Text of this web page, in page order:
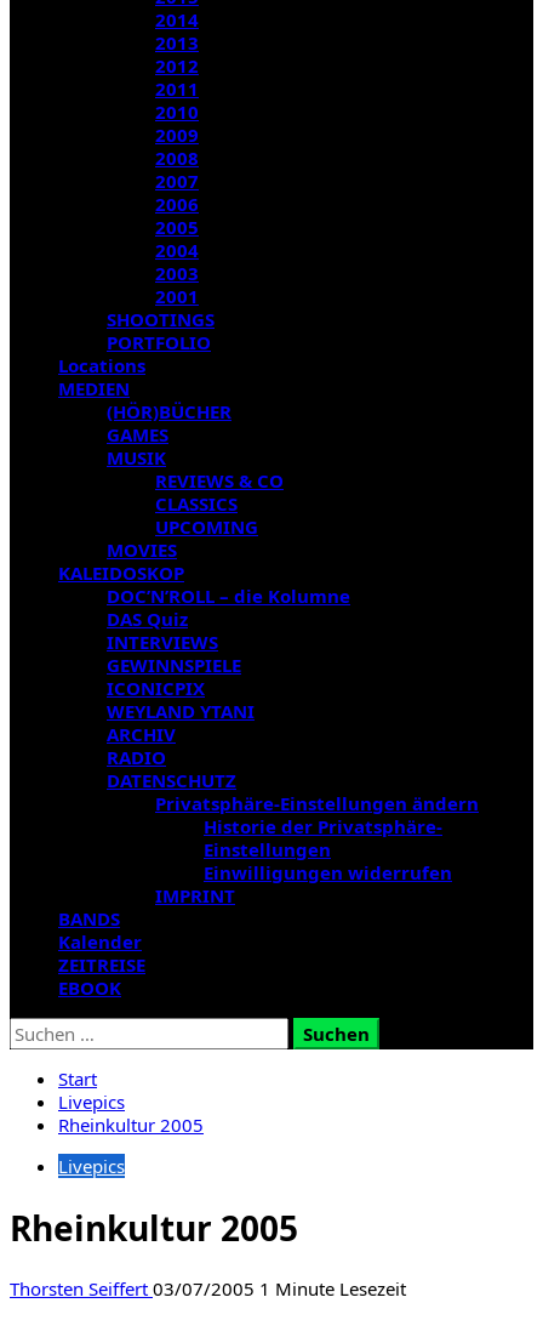
2014
2013
2012
2011
2010
2009
2008
2007
2006
2005
2004
2003
2001
SHOOTINGS
PORTFOLIO
Locations
MEDIEN
(HÖR)BÜCHER
GAMES
MUSIK
REVIEWS & CO
CLASSICS
UPCOMING
MOVIES
KALEIDOSKOP
DOC’N’ROLL – die Kolumne
DAS Quiz
INTERVIEWS
GEWINNSPIELE
ICONICPIX
WEYLAND YTANI
ARCHIV
RADIO
DATENSCHUTZ
Privatsphäre-Einstellungen ändern
Historie der Privatsphäre-
Einstellungen
Einwilligungen widerrufen
IMPRINT
BANDS
Kalender
ZEITREISE
EBOOK
Suchen
nach:
Start
Livepics
Rheinkultur 2005
Livepics
Rheinkultur 2005
Thorsten Seiffert 03/07/2005 1 Minute Lesezeit